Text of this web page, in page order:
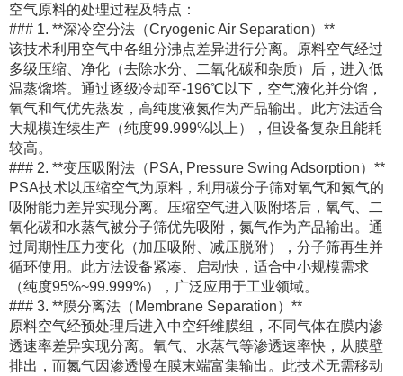
空气原料的处理过程及特点：
### 1. **深冷空分法（Cryogenic Air Separation）**
该技术利用空气中各组分沸点差异进行分离。原料空气经过
多级压缩、净化（去除水分、二氧化碳和杂质）后，进入低
温蒸馏塔。通过逐级冷却至-196℃以下，空气液化并分馏，
氧气和气优先蒸发，高纯度液氮作为产品输出。此方法适合
大规模连续生产（纯度99.999%以上），但设备复杂且能耗
较高。
### 2. **变压吸附法（PSA, Pressure Swing Adsorption）**
PSA技术以压缩空气为原料，利用碳分子筛对氧气和氮气的
吸附能力差异实现分离。压缩空气进入吸附塔后，氧气、二
氧化碳和水蒸气被分子筛优先吸附，氮气作为产品输出。通
过周期性压力变化（加压吸附、减压脱附），分子筛再生并
循环使用。此方法设备紧凑、启动快，适合中小规模需求
（纯度95%~99.999%），广泛应用于工业领域。
### 3. **膜分离法（Membrane Separation）**
原料空气经预处理后进入中空纤维膜组，不同气体在膜内渗
透速率差异实现分离。氧气、水蒸气等渗透速率快，从膜壁
排出，而氮气因渗透慢在膜末端富集输出。此技术无需移动